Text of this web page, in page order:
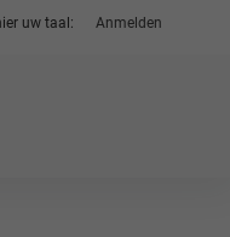
Anmelden
uw taal: